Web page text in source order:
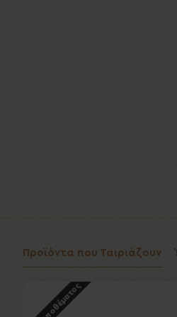
Προϊόντα που Ταιριάζουν